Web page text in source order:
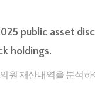
public asset
holdings.
원 재산내역을 분석